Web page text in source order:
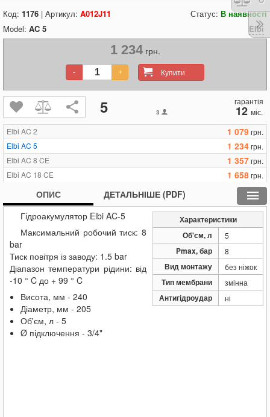
Код: 1176 | Артикул: A012J11 Статус: В наявності
Model: AC 5 Elbi
1 234грн.
Купити
- +
5 3
гарантія
12 міс.
Elbi AC 2
1 079грн.
Elbi AC 5
1 234грн.
Elbi AC 8 CE
1 357грн.
Elbi AC 18 CE
1 658грн.
1 922грн.
Elbi AC-25-GMP
1 629грн.
ОПИС ДЕТАЛЬНІШЕ (PDF)
Характеристики
Об'єм, л
5
Pmax, бар 8
Вид монтажу без ніжок
Тип мембрани змінна
Антигідроудар ні
Гідроакумулятор Elbi AC-5
Максимальний робочий тиск: 8
bar
Тиск повітря із заводу: 1.5 bar
Діапазон температури рідини: від
-10 ° C до + 99 ° C
Висота, мм - 240
Діаметр, мм - 205
Об'єм, л - 5
Ø підключення - 3/4"